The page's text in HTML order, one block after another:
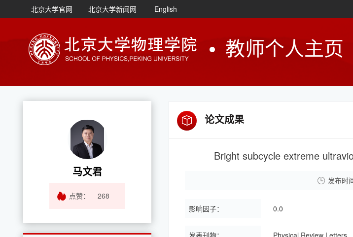
北京大学官网 北京大学新闻网 English
教师个人主页
马文君
点赞： 268
论文成果
Bright subcycle extreme
发布时
影响因子： 0.0
发表刊物： Physical Review Letters